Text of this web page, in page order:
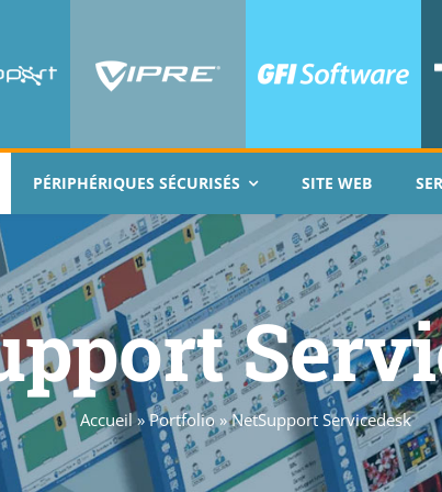
PÉRIPHÉRIQUES SÉCURISÉS SITE WEB
Accueil»Portfolio »NetSupport Servicedesk